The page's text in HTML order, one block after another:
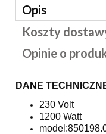
Opis
Koszty
Cena nie zawiera
Opinie o
DANE
230 Volt
1200 Watt